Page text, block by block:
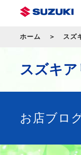
ホーム スズ
スズキア
お店ブロ